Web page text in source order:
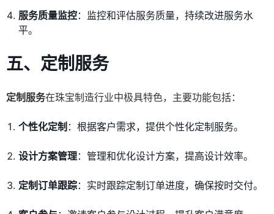
服务质量监控：监控和评估服务质量，持续改进服务水
平。
五、定制服务
定制服务在珠宝制造行业中极具特色，主要功能包括：
个性化定制 ：根据客户需求，提供个性化定制服务。
设计方案管理：管理和优化设计方案，提高设计效率。
定制订单跟踪：实时跟踪定制订单进度，确保按时交付。